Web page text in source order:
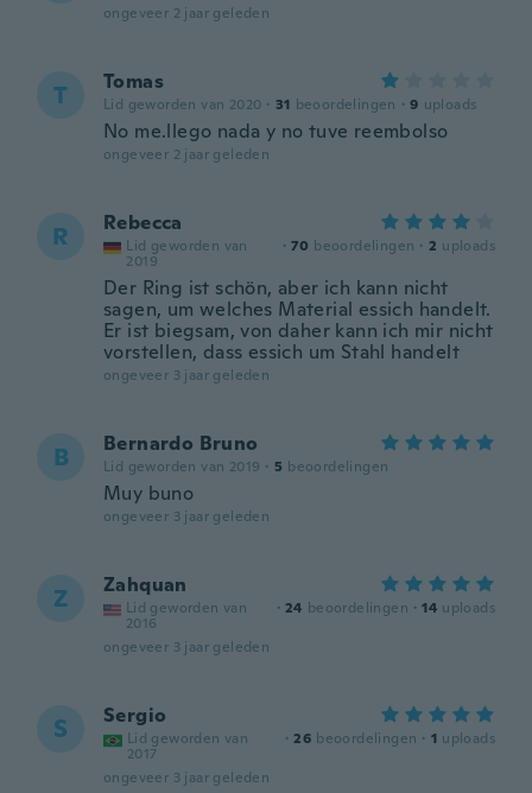
ongeveer 2 jaar geleden
T Tomas
Lid geworden van 2020 · 31 beoordelingen · 9 uploads
No me.llego nada y no tuve reembolso
ongeveer 2 jaar geleden
R Rebecca
Lid geworden van
2019
· 70 beoordelingen · 2 uploads
Der Ring ist schön, aber ich kann nicht
sagen, um welches Material essich handelt.
Er ist biegsam, von daher kann ich mir nicht
vorstellen, dass essich um Stahl handelt
ongeveer 3 jaar geleden
B Bernardo Bruno
Lid geworden van 2019 · 5 beoordelingen
Muy buno
ongeveer 3 jaar geleden
Z Zahquan
Lid geworden van
2016
· 24 beoordelingen · 14 uploads
ongeveer 3 jaar geleden
S Sergio
Lid geworden van
2017
· 26 beoordelingen · 1 uploads
ongeveer 3 jaar geleden